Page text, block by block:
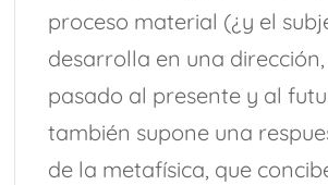
proceso material (¿y el
desarrolla en una dirección,
pasado al presente y al
también supone una
de la metafísica, que